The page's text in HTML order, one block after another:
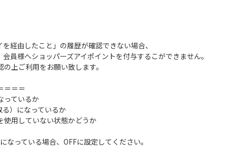
経由したこと」の履歴が確認できない場合、
員様へショッパーズアイポイントを付与するこができません。
上ご利用をお願い致します。
＝＝＝
っているか
）になっているか
使用していない状態かどうか
っている場合、OFFに設定してください。